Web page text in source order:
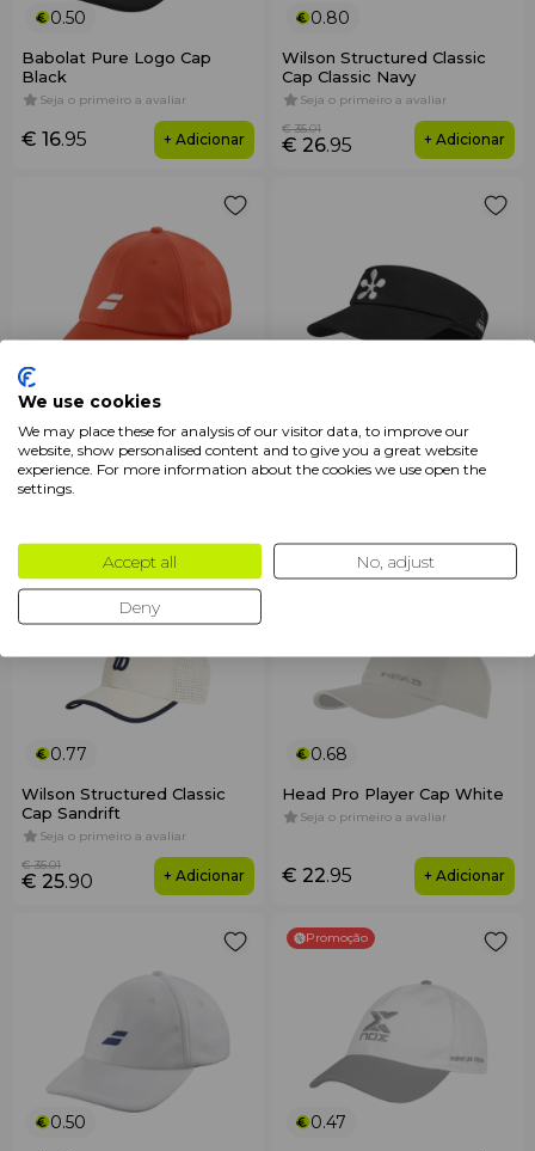
0.50
Babolat Pure Logo Cap
Black
Seja o primeiro a avaliar
€ 16.95 + Adicionar
0.80
Wilson Structured Classic
Cap Classic Navy
Seja o primeiro a avaliar
€ 26.95
€ 35.01
+ Adicionar
Babolat Pure Logo Cap
Unisex Red
Seja o primeiro a avaliar
Bullpadel Cap BPV-
PMR2606 Premier Black
Seja o primeiro a avaliar
Promoção
0.77
Wilson Structured Classic
Cap Sandrift
Seja o primeiro a avaliar
€ 25.90
€ 35.01
+ Adicionar
0.68
Head Pro Player Cap White
Seja o primeiro a avaliar
€ 22.95 + Adicionar
0.50
Promoção
0.47
We use cookies
We may place these for analysis of our visitor data, to improve our
website, show personalised content and to give you a great website
experience. For more information about the cookies we use open the
settings.
Accept all No, adjust
Deny